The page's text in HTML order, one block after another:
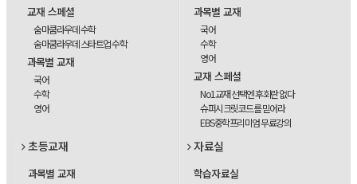
교재 스페셜
숨마쿰라우데 수학
숨마쿰라우데 스타트업 수학
과목별 교재
국어
수학
영어
과목별 교재
국어
수학
영어
교재 스페셜
No1교재 선택엔 후회란 없다
슈퍼시크릿코드를 믿어라
EBS중학프리미엄 무료강의
초등교재
과목별 교재
자료실
학습자료실